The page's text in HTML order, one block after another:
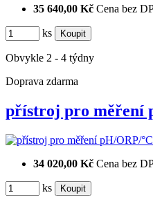
35 640,00 Kč Cena bez
ks
Obvykle 2 - 4 týdny
Doprava zdarma
přístroj pro měření
34 020,00 Kč Cena bez
ks